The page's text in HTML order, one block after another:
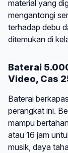
material yang
mengantongi
terhadap debu
ditemukan di
Baterai
Video, Cas
Baterai
perangkat ini.
mampu
atau 16 jam
musik, daya